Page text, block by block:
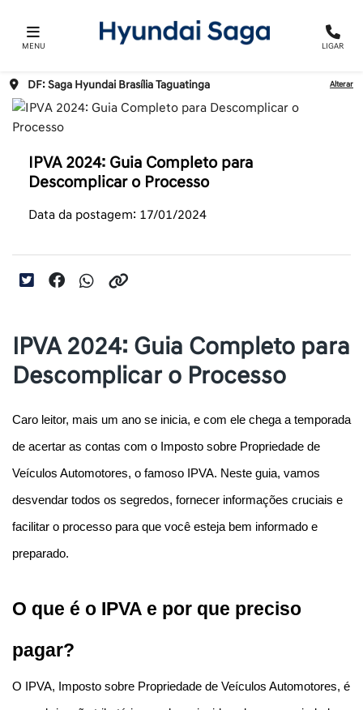
MENU LIGAR
DF: Saga Hyundai Brasília Taguatinga Alterar
IPVA 2024: Guia Completo para
Descomplicar o Processo
Data da postagem: 17/01/2024
IPVA 2024: Guia Completo para
Descomplicar o Processo
Caro leitor, mais um ano se inicia, e com ele chega a temporada
de acertar as contas com o Imposto sobre Propriedade de
Veículos Automotores, o famoso IPVA. Neste guia, vamos
desvendar todos os segredos, fornecer informações cruciais e
facilitar o processo para que você esteja bem informado e
preparado.
O que é o IPVA e por que preciso
pagar?
O IPVA, Imposto sobre Propriedade de Veículos Automotores, é